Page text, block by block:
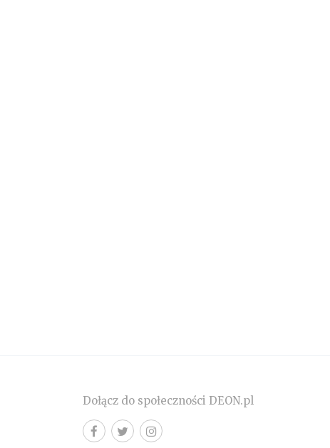
Dołącz do społeczności DEON.pl